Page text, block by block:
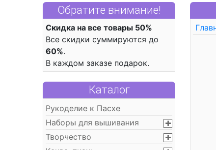
Обратите внимание!
Скидка на все товары 50%
Все скидки суммируются до
60%.
В каждом заказе подарок.
Каталог
Рукоделие к Пасхе
Наборы для вышивания
Творчество